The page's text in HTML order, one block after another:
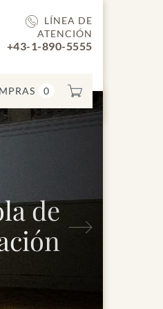
LÍNEA DE
ATENCIÓN
+43-1-890-5555
0